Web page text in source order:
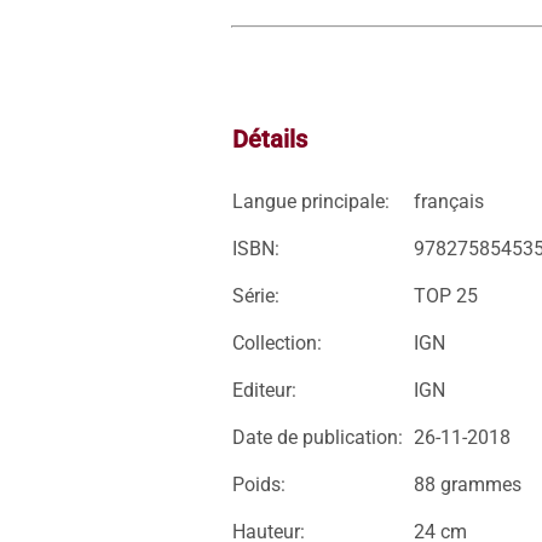
Détails
Langue principale: français
ISBN:
Série: TOP 25
Collection: IGN
Editeur: IGN
Date de publication: 26-11-2018
Poids: 88 grammes
Hauteur: 24 cm